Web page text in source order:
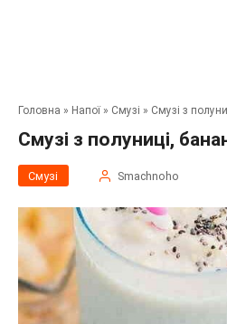
Головна » Напої» Смузі » Смузі з
Смузі з полуниці,
Смузі Smachnoho